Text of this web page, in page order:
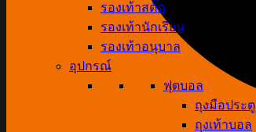
รองเท้าสตั๊ด
รองเท้านักเรียน
รองเท้าอนุบาล
อุปกรณ์
ฟุตบอล
ถุงมือประตู
ถุงเท้าบอล